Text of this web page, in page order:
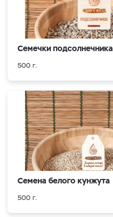
Семечки подсолнечника
500 г.
Семена белого кунжута
500 г.